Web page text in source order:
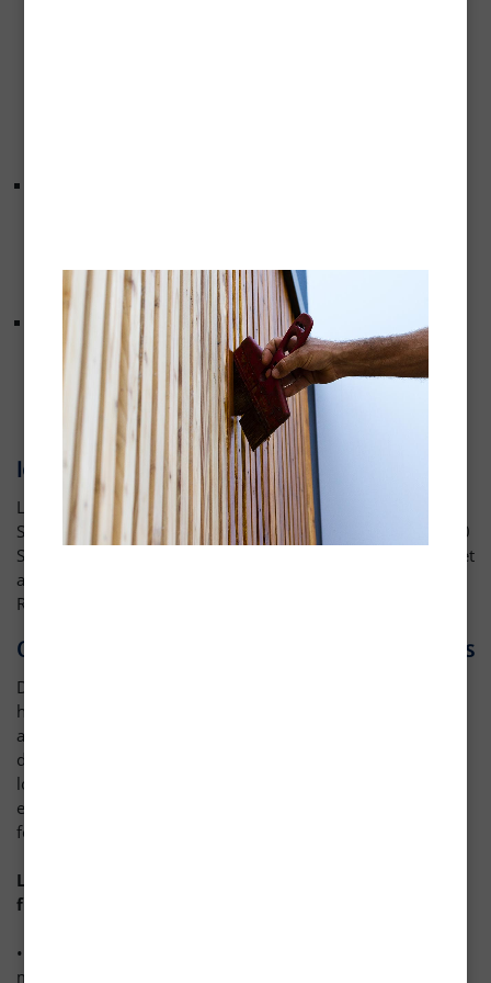
données ;
Tiers autorisés :
les autorités légalement habilitées dans
le cadre d’une mission particulière ou de l’exercice d’un
droit de communication, à demander au Responsable de
traitement de leur communiquer des données
personnelles.
Identité du responsable du traitement
Le site Internet blanchon.com est édité par Blanchon,
Société par actions simplifiée située au 50 8ème Rue, 69800
Saint-Priest, inscrite au RCS de Lyon sous le n° 390 112 88 et
au capital de 4 258 258 €. A ce titre, Blanchon est
Responsable du traitement, au sens du RGPD.
Collecte et utilisation des données personnelles
Dans le cadre de l’exploitation du site
https://www.blanchon.com/ , Blanchon peut être peut être
amenée à collecter des données vous concernant. Ces
données sont traitées conformément aux finalités prévues
lors de la collecte, certaines informations étant obligatoires
et d'autres facultatives, comme indiqué dans tous nos
formulaires de collecte.
Les traitements mis en place sur notre site ont pour
finalités de permettre :
• De nous contacter par formulaire ou via l’adresse mail
mise à votre disposition ;